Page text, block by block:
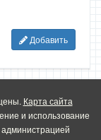
Добавить
Карта сайта
и использование